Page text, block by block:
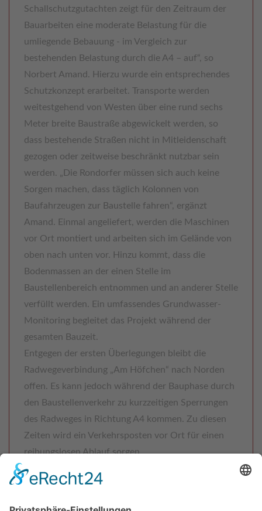
Schallschutzgutachten zeigt für den Zeitraum der
Bauarbeiten eine moderate Belastung für die
umliegende Bebauung - im Vergleich zur
bestehenden Belastung durch die A4 – auf“, so
Norbert Amand. Hierzu wurde ein entsprechendes
Schutzkonzept erarbeitet. Transporte werden
weitestgehend von Westen über eine rund sechs
Meter breite Baustraße abgewickelt werden, so
dass bestehende Straßen nicht in Mitleidenschaft
gezogen oder zeitweise beschränkt nutzbar sein
werden. „Die Rondorfer müssen sich auch keine
Sorgen machen, dass täglich Kolonnen von
Baufahrzeugen zur Baustelle fahren“, ergänzt
Amand. Einmal angeliefert, werden die Maschinen
vor Ort montiert und arbeiten sich im Gelände von
oben nach unten vor. Hinzu kommt, dass die
Bodenmassen an der einen Stelle im
Baustellenbereich entnommen und an anderer Stelle
verfüllt werden. Ein umfassendes Grundwasser-
Monitoring begleitet das Projekt während der
gesamten Bauzeit.
Entgegen der ersten Überlegungen bleibt die
Radwegeverbindung „Am Höfchen“ nach Norden
offen. Es kann jedoch während der Bauphase durch
den Baustellenverkehr zu kurzzeitigen Sperrungen
des Radweges in Richtung A4 kommen. Zu diesen
Zeiten wird ein Verkehrsposten vor Ort für einen
reibungslosen Ablauf sorgen.